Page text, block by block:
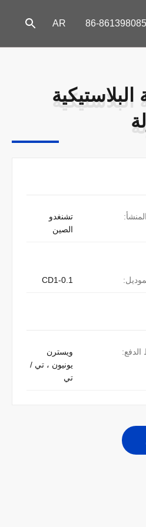
86-
AR
تشنغدو
الصين
CD1-0.1
ويسترن
يونيون ، تي /
تي